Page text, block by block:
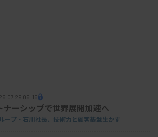
06:15
ナーシップで世界展開加速へ
ープ・石川社長、技術力と顧客基盤生かす